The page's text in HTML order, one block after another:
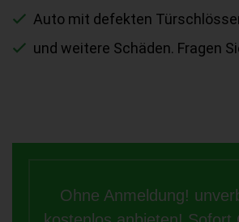
Auto mit defekten
und weitere Schäden. Fragen
Ohne Anmeldung!